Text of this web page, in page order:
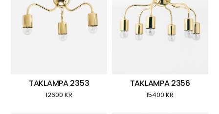
TAKLAMPA 2353
12600KR
TAKLAMPA 2356
15400KR